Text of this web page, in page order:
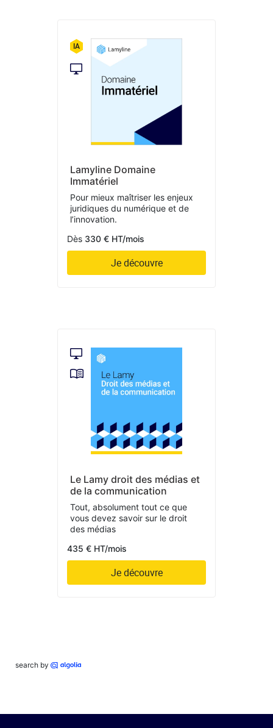
Lamyline Domaine
Immatériel
Pour mieux maîtriser les enjeux
juridiques du numérique et de
l’innovation.
Dès 330 € HT/mois
Je découvre
Le Lamy droit des médias et
de la communication
Tout, absolument tout ce que
vous devez savoir sur le droit
des médias
435 € HT/mois
Je découvre
search by